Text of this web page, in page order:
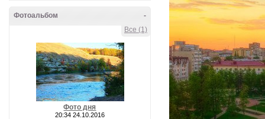
-
Фотоальбом
Все (1)
Фото дня
20:34 24.10.2016